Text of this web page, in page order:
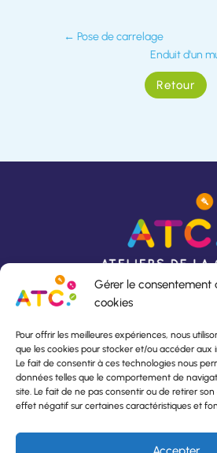
Gérer le consentement
cookies
Pour offrir les meilleures expériences, nous
que les cookies pour stocker et/ou accéder aux
Le fait de consentir à ces technologies nous
données telles que le comportement de
site. Le fait de ne pas consentir ou de retirer
effet négatif sur certaines caractéristiques et
← Pose de carrelage
Enduit d'un
Retour
Rue du Lavoir
13140 Miramas
04 90 53 24 82
atc.aci@orange.fr
Du
De
et